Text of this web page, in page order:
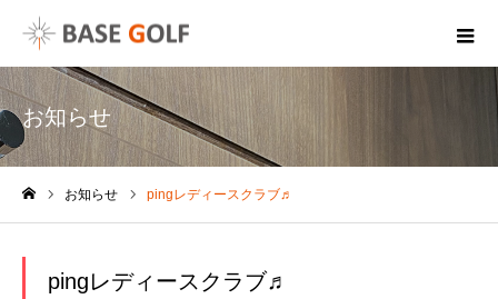
お知らせ
お知らせ pingレディースクラブ♬
pingレディースクラブ♬